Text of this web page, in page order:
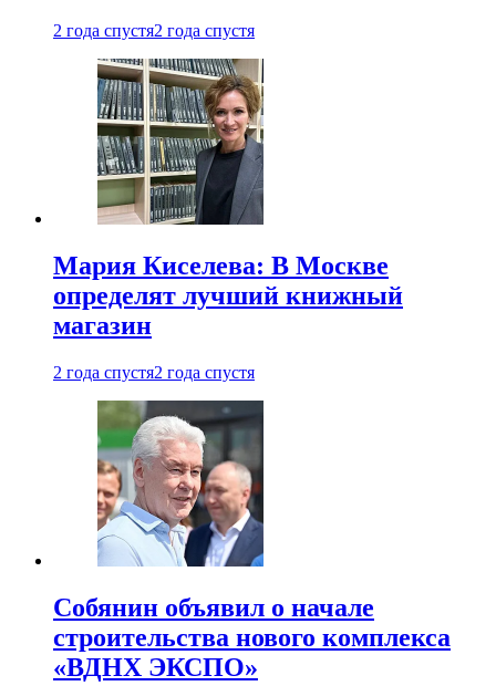
2 года спустя2 года спустя
Мария Киселева: В Москве
определят лучший книжный
магазин
2 года спустя2 года спустя
Собянин объявил о начале
строительства нового комплекса
«ВДНХ ЭКСПО»